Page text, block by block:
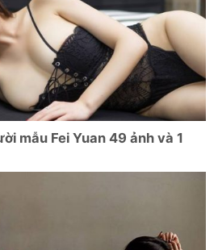
mẫu Fei Yuan 49 ảnh và 1